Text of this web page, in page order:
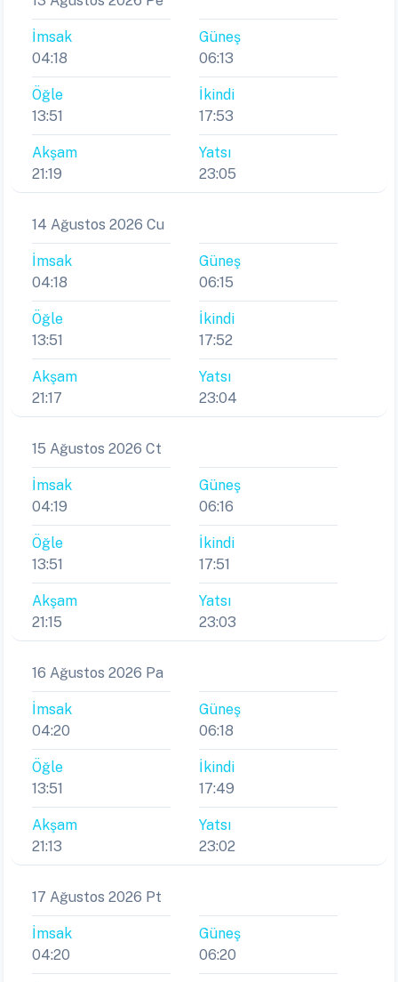
İmsak
04:18
Güneş
06:13
Öğle
13:51
İkindi
17:53
Akşam
21:19
Yatsı
23:05
14 Ağustos 2026 Cu
İmsak
04:18
Güneş
06:15
Öğle
13:51
İkindi
17:52
Akşam
21:17
Yatsı
23:04
15 Ağustos 2026 Ct
İmsak
04:19
Güneş
06:16
Öğle
13:51
İkindi
17:51
Akşam
21:15
Yatsı
23:03
16 Ağustos 2026 Pa
İmsak
04:20
Güneş
06:18
Öğle
13:51
İkindi
17:49
Akşam
21:13
Yatsı
23:02
17 Ağustos 2026 Pt
İmsak
04:20
Güneş
06:20